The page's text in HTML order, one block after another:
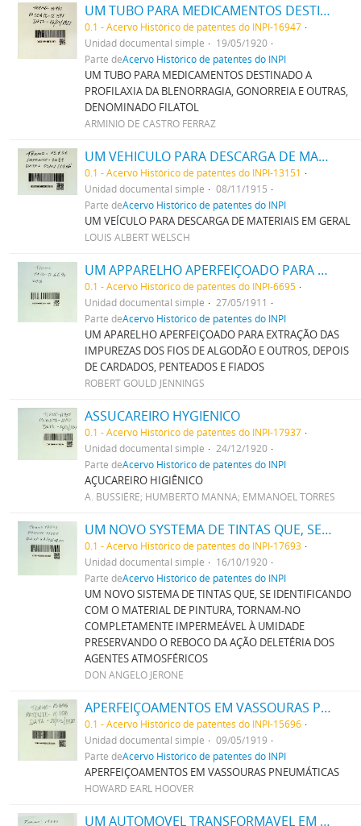
UM TUBO PARA MEDICAMENTOS DESTINADO A PROPHYLAXIA DA BLENORRHAGIA, GONORRHEIA E OUTRAS, DENOMINADO FILATTOL
0.1 - Acervo Histórico de patentes do INPI-16947
Unidad documental simple
19/05/1920
Parte deAcervo Histórico de patentes do INPI
UM TUBO PARA MEDICAMENTOS DESTINADO A
PROFILAXIA DA BLENORRAGIA, GONORREIA E OUTRAS,
DENOMINADO FILATOL
ARMINIO DE CASTRO FERRAZ
UM VEHICULO PARA DESCARGA DE MATERIAES EM GERAL
0.1 - Acervo Histórico de patentes do INPI-13151
Unidad documental simple
08/11/1915
Parte deAcervo Histórico de patentes do INPI
UM VEÍCULO PARA DESCARGA DE MATERIAIS EM GERAL
LOUIS ALBERT WELSCH
UM APPARELHO APERFEIÇOADO PARA EXTRACÇÃO DAS IMPUREZAS DOS FIOS DE ALGODÃO E OUTROS, DEPOIS DE CARDADOS, PENTEADOS E FIADOS
0.1 - Acervo Histórico de patentes do INPI-6695
Unidad documental simple
27/05/1911
Parte deAcervo Histórico de patentes do INPI
UM APARELHO APERFEIÇOADO PARA EXTRAÇÃO DAS
IMPUREZAS DOS FIOS DE ALGODÃO E OUTROS, DEPOIS
DE CARDADOS, PENTEADOS E FIADOS
ROBERT GOULD JENNINGS
ASSUCAREIRO HYGIENICO
0.1 - Acervo Histórico de patentes do INPI-17937
Unidad documental simple
24/12/1920
Parte deAcervo Histórico de patentes do INPI
AÇUCAREIRO HIGIÊNICO
A. BUSSIÉRE; HUMBERTO MANNA; EMMANOEL TORRES
UM NOVO SYSTEMA DE TINTAS QUE, SE IDENTIFICANDO COM O MATERIAL DE PINTURA, TORNAM-NO COMPLETAMENTE IMPERMEAVEL A HUMIDADE PRESERVANDO O REBOCO DA ACÇÃO DELETERIA DOS AGENTES ATMOSPHERICOS
0.1 - Acervo Histórico de patentes do INPI-17693
Unidad documental simple
16/10/1920
Parte deAcervo Histórico de patentes do INPI
UM NOVO SISTEMA DE TINTAS QUE, SE IDENTIFICANDO
COM O MATERIAL DE PINTURA, TORNAM-NO
COMPLETAMENTE IMPERMEÁVEL À UMIDADE
PRESERVANDO O REBOCO DA AÇÃO DELETÉRIA DOS
AGENTES ATMOSFÉRICOS
DON ANGELO JERONE
APERFEIÇOAMENTOS EM VASSOURAS PNEUMATICAS
0.1 - Acervo Histórico de patentes do INPI-15696
Unidad documental simple
09/05/1919
Parte deAcervo Histórico de patentes do INPI
APERFEIÇOAMENTOS EM VASSOURAS PNEUMÁTICAS
HOWARD EARL HOOVER
UM AUTOMOVEL TRANSFORMAVEL EM AUTO-CAMINHÃO OU EM TRACTOR